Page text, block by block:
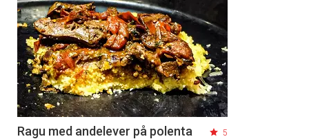
Registrer deg
Ragu med andelever på polenta 5